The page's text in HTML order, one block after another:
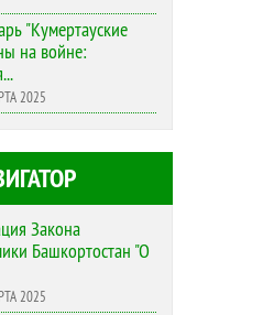
"Кумертауские
на войне:
2025
Закона
Башкортостан "О
2025